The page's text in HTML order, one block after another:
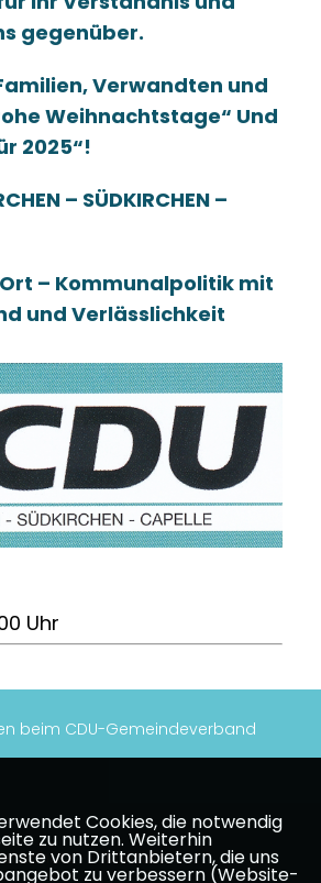
gegenüber.
Verwandten und
Weihnachtstage“ Und
2025“!
– SÜDKIRCHEN –
Ort – Kommunalpolitik mit
und Verlässlichkeit
Uhr
beim CDU-Gemeindeverband
Kontakt
Cookies, die notwendig
zu nutzen. Weiterhin
von Drittanbietern, die uns
zu verbessern (Website-